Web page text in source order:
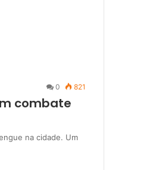
0 821
combate
na cidade. Um